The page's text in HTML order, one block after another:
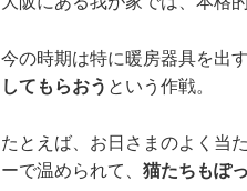
今の時期は特に暖房器具を出
してもらおう という作戦。
たとえば、お日さまのよく当
ーで温められて、 猫たちもぽ